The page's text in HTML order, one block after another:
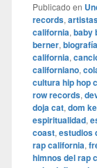
Publicado en
records,
california, baby
berner,
california,
californiano,
cultura hip hop
row records,
doja cat, dom
espiritualidad,
coast, estudios
rap california,
himnos del rap